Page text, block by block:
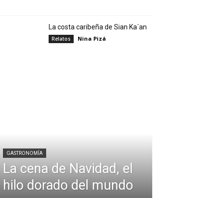
La costa caribeña de Sian Ka´an
Relatos Nina Pizá
GASTRONOMÍA
La cena de Navidad, el
hilo dorado del mundo